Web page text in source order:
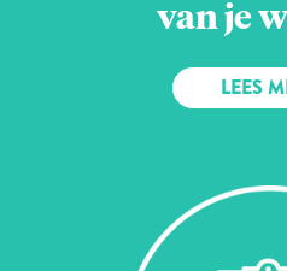
van je
LEES